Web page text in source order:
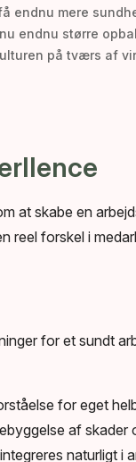
endnu mere
endnu større
på tværs af
at skabe en
reel forskel i
for et sundt
for eget
af
naturligt